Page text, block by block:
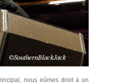
nous eûmes droit à un